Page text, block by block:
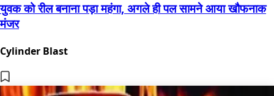
युवक को रील बनाना पड़ा महंगा, अगले ही पल सामने आया खौफनाक
मंजर
Cylinder Blast